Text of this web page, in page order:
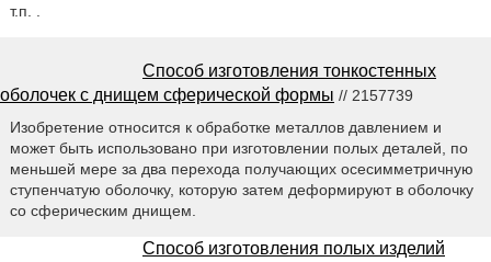
т.п. .
Способ изготовления тонкостенных
оболочек с днищем сферической формы // 2157739
Изобретение относится к обработке металлов давлением и
может быть использовано при изготовлении полых деталей, по
меньшей мере за два перехода получающих осесимметричную
ступенчатую оболочку, которую затем деформируют в оболочку
со сферическим днищем.
Способ изготовления полых изделий